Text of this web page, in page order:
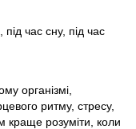
час сну, під час
організмі,
ритму, стресу,
краще розуміти, коли